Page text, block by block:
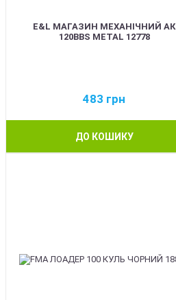
E&L МАГАЗИН МЕХАНІЧНИЙ АК
120BBS METAL 12778
483 грн
ДО КОШИКУ